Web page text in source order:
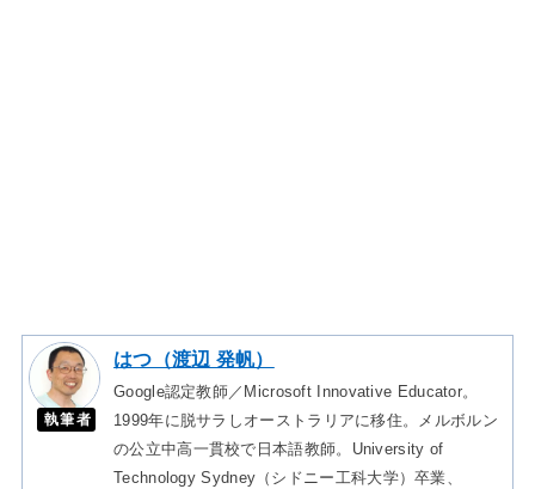
執筆者
はつ（渡辺 発帆）
Google認定教師／Microsoft Innovative Educator。
1999年に脱サラしオーストラリアに移住。メルボルン
の公立中高一貫校で日本語教師。University of
Technology Sydney（シドニー工科大学）卒業、